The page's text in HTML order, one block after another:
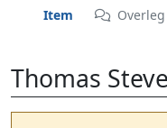
Item Overleg
Thomas